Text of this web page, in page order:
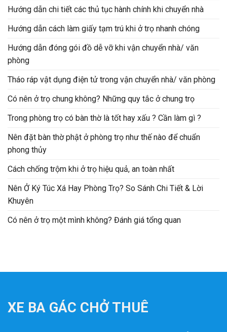
Hướng dẫn chi tiết các thủ tục hành chính khi chuyển nhà
Hướng dẫn cách làm giấy tạm trú khi ở trọ nhanh chóng
Hướng dẫn đóng gói đồ dễ vỡ khi vận chuyển nhà/ văn
phòng
Tháo ráp vật dụng điện tử trong vận chuyển nhà/ văn phòng
Có nên ở trọ chung không? Những quy tắc ở chung trọ
Trong phòng trọ có bàn thờ là tốt hay xấu ? Cần làm gì ?
Nên đặt bàn thờ phật ở phòng trọ như thế nào để chuẩn
phong thủy
Cách chống trộm khi ở trọ hiệu quả, an toàn nhất
Nên Ở Ký Túc Xá Hay Phòng Trọ? So Sánh Chi Tiết & Lời
Khuyên
Có nên ở trọ một mình không? Đánh giá tổng quan
XE BA GÁC CHỞ THUÊ